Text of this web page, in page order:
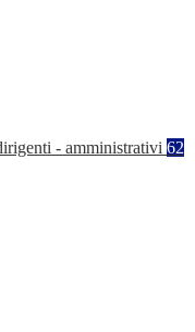
- amministrativi 62